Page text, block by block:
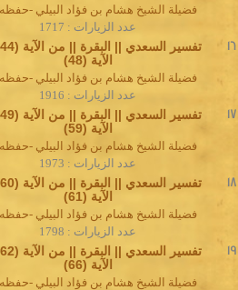
فضيلة الشيخ هشام بن فؤاد البيلي -حفظه
عدد الزيارات : 1717
الآية (48)
16
فضيلة الشيخ هشام بن فؤاد البيلي -حفظه
عدد الزيارات : 1916
الآية (59)
17
فضيلة الشيخ هشام بن فؤاد البيلي -حفظه
عدد الزيارات : 1973
الآية (61)
18
فضيلة الشيخ هشام بن فؤاد البيلي -حفظه
عدد الزيارات : 1798
الآية (66)
19
فضيلة الشيخ هشام بن فؤاد البيلي -حفظه